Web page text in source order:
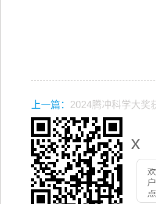
x
上一篇： 2024腾冲科学大奖